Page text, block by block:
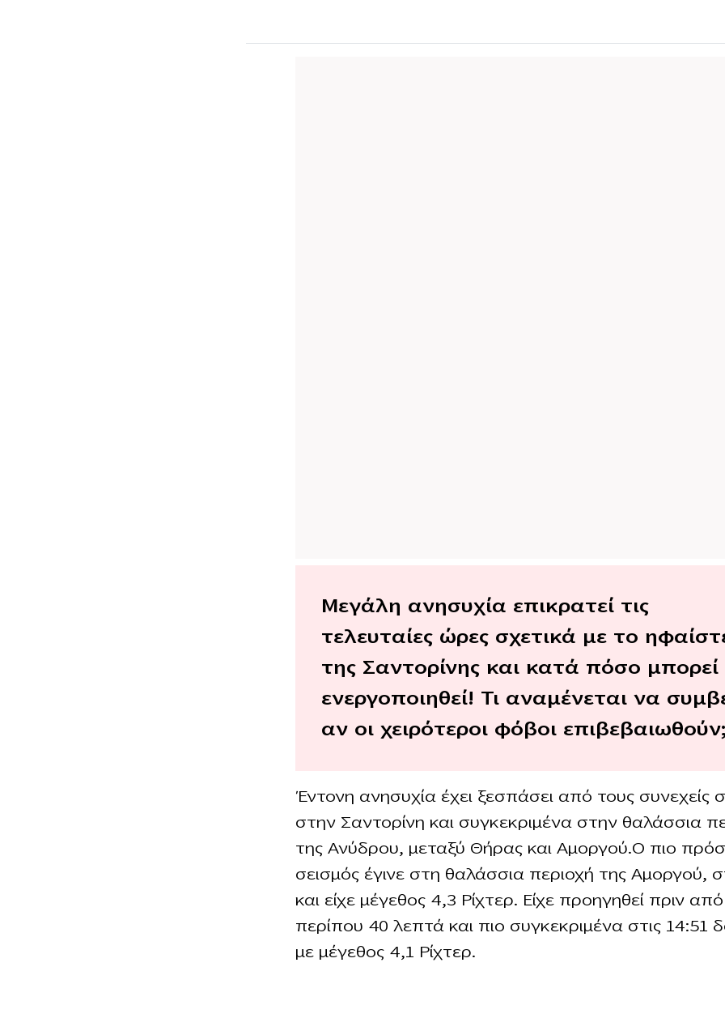
Μεγάλη ανησυχία επικρατεί τις
τελευταίες ώρες σχετικά με το
της Σαντορίνης και κατά πόσο μπορεί
ενεργοποιηθεί! Τι αναμένεται να
αν οι χειρότεροι φόβοι επιβεβαιωθούν;
Έντονη ανησυχία έχει ξεσπάσει από τους συνεχείς
στην Σαντορίνη και συγκεκριμένα στην θαλάσσια
της Ανύδρου, μεταξύ Θήρας και Αμοργού.Ο πιο
σεισμός έγινε στη θαλάσσια περιοχή της Αμοργού,
και είχε μέγεθος 4,3 Ρίχτερ. Είχε προηγηθεί πριν από
περίπου 40 λεπτά και πιο συγκεκριμένα στις 14:51
με μέγεθος 4,1 Ρίχτερ.